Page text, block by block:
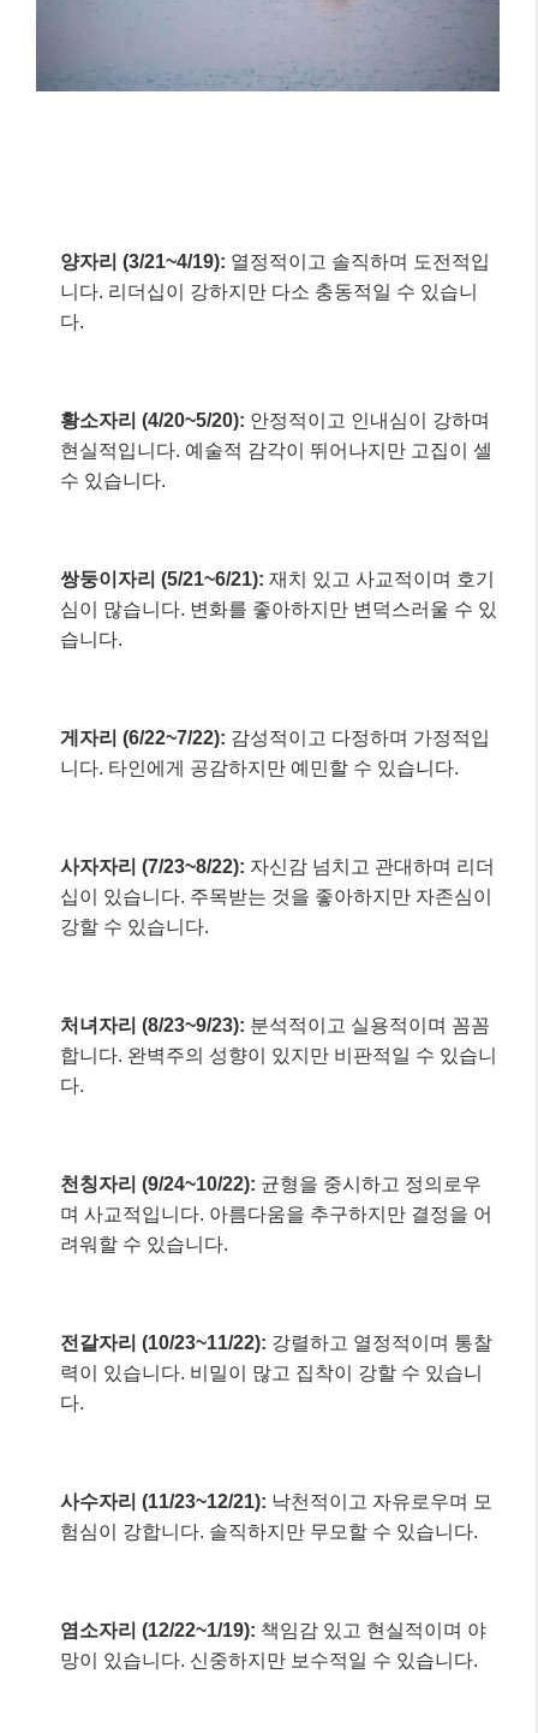
양자리 (3/21~4/19): 열정적이고 솔직하며 도전적입
니다. 리더십이 강하지만 다소 충동적일 수 있습니
다.
황소자리 (4/20~5/20): 안정적이고 인내심이 강하며
현실적입니다. 예술적 감각이 뛰어나지만 고집이 셀
수 있습니다.
쌍둥이자리 (5/21~6/21): 재치 있고 사교적이며 호기
심이 많습니다. 변화를 좋아하지만 변덕스러울 수 있
습니다.
게자리 (6/22~7/22): 감성적이고 다정하며 가정적입
니다. 타인에게 공감하지만 예민할 수 있습니다.
사자자리 (7/23~8/22): 자신감 넘치고 관대하며 리더
십이 있습니다. 주목받는 것을 좋아하지만 자존심이
강할 수 있습니다.
처녀자리 (8/23~9/23): 분석적이고 실용적이며 꼼꼼
합니다. 완벽주의 성향이 있지만 비판적일 수 있습니
다.
천칭자리 (9/24~10/22): 균형을 중시하고 정의로우
며 사교적입니다. 아름다움을 추구하지만 결정을 어
려워할 수 있습니다.
전갈자리 (10/23~11/22): 강렬하고 열정적이며 통찰
력이 있습니다. 비밀이 많고 집착이 강할 수 있습니
다.
사수자리 (11/23~12/21): 낙천적이고 자유로우며 모
험심이 강합니다. 솔직하지만 무모할 수 있습니다.
염소자리 (12/22~1/19): 책임감 있고 현실적이며 야
망이 있습니다. 신중하지만 보수적일 수 있습니다.